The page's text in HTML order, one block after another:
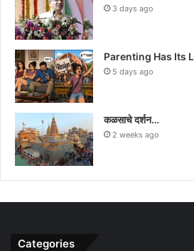
3 days ago
Parenting Has Its
5 days ago
कळसाचे दर्शन…
2 weeks ago
Categories